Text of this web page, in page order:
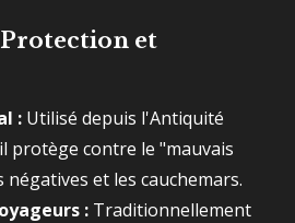
Protection et
: Utilisé depuis l'Antiquité
protège contre le "mauvais
et les cauchemars.
: Traditionnellement